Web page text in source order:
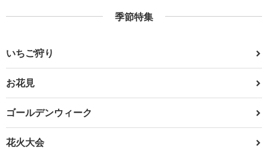
季節特集
いちご狩り
お花見
ゴールデンウィーク
花火大会